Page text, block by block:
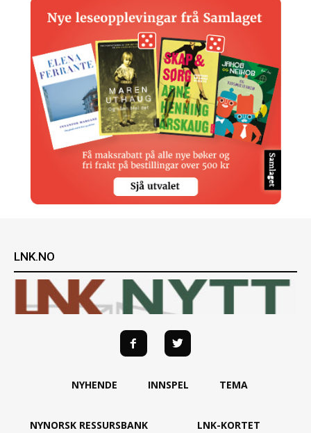
LNK.NO
NYHENDE INNSPEL TEMA
NYNORSK RESSURSBANK
LNK-KORTET